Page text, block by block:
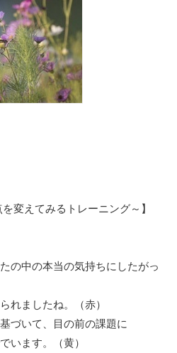
変えてみるトレーニング～】
の中の本当の気持ちにしたがっ
れましたね。（赤）
づいて、目の前の課題に
います。（黄）